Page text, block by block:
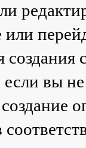
или
если вы